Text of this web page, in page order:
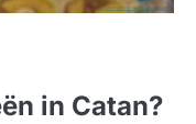
in Catan?